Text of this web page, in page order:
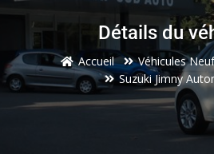
Détails du
Accueil
Véhicules
Suzuki Jimny